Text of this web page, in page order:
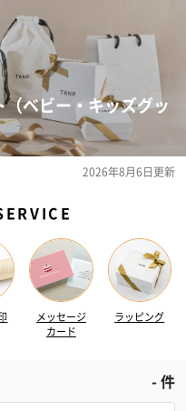
ベビー・キッズグッ
2026年8月6日更新
メッセージ
カード
ラッピング
-件